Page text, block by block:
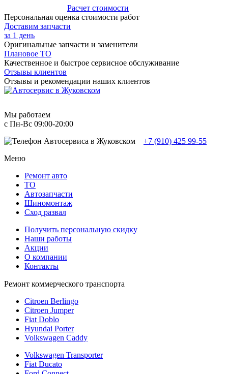
Расчет стоимости
Персональная оценка стоимости работ
Доставим запчасти
за 1 день
Оригинальные запчасти и заменители
Плановое ТО
Качественное и быстрое сервисное обслуживание
Отзывы клиентов
Отзывы и рекомендации наших клиентов
Мы работаем
с Пн-Вc 09:00-20:00
+7 (910) 425 99-55
Меню
Ремонт авто
TO
Автозапчасти
Шиномонтаж
Сход развал
Получить персональную скидку
Наши работы
Акции
О компании
Контакты
Ремонт коммерческого транспорта
Citroen Berlingo
Citroen Jumper
Fiat Doblo
Hyundai Porter
Volkswagen Caddy
Volkswagen Transporter
Fiat Ducato